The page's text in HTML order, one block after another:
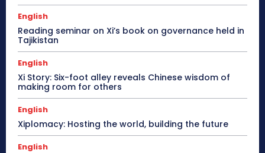
English
Reading seminar on Xi’s book on governance held in
Tajikistan
English
Xi Story: Six-foot alley reveals Chinese wisdom of
making room for others
English
Xiplomacy: Hosting the world, building the future
English